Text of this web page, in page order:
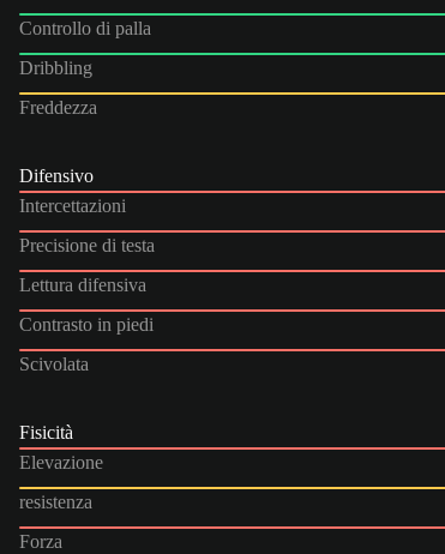
Controllo di palla
Dribbling
Freddezza
Difensivo
Intercettazioni
Precisione di testa
Lettura difensiva
Contrasto in piedi
Scivolata
Fisicità
Elevazione
resistenza
Forza